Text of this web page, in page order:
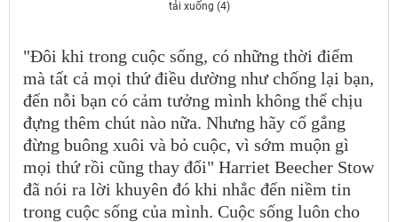
tải xuống (4)
"Đôi khi trong cuộc sống, có những thời điểm
mà tất cả mọi thứ điều dường như chống lại bạn,
đến nỗi bạn có cảm tưởng mình không thể chịu
đựng thêm chút nào nữa. Nhưng hãy cố gắng
đừng buông xuôi và bỏ cuộc, vì sớm muộn gì
mọi thứ rồi cũng thay đổi" Harriet Beecher Stow
đã nói ra lời khuyên đó khi nhắc đến niềm tin
trong cuộc sống của mình. Cuộc sống luôn cho